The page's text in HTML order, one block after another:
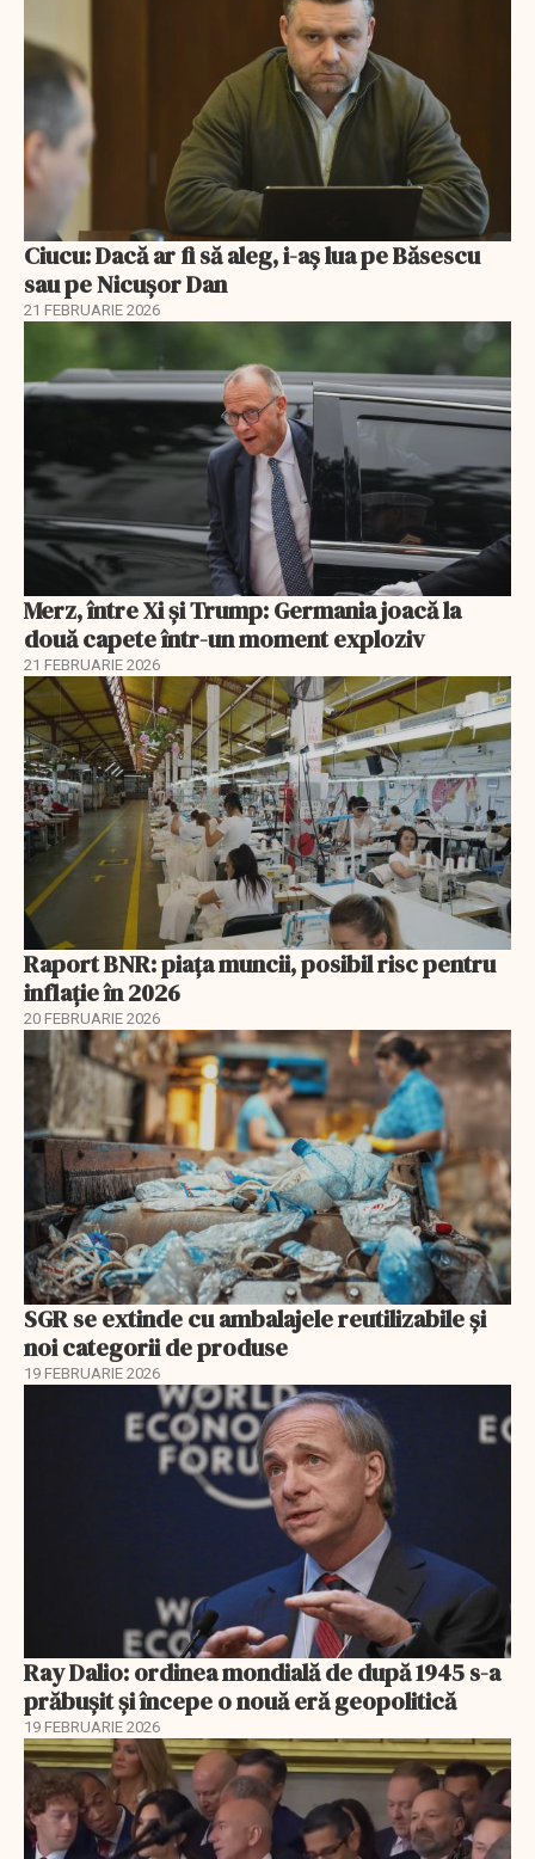
Ciucu: Dacă ar fi să aleg, i-aș lua pe Băsescu
sau pe Nicușor Dan
21 FEBRUARIE 2026
Merz, între Xi și Trump: Germania joacă la
două capete într-un moment exploziv
21 FEBRUARIE 2026
Raport BNR: piața muncii, posibil risc pentru
inflație în 2026
20 FEBRUARIE 2026
SGR se extinde cu ambalajele reutilizabile și
noi categorii de produse
19 FEBRUARIE 2026
Ray Dalio: ordinea mondială de după 1945 s-a
prăbușit și începe o nouă eră geopolitică
19 FEBRUARIE 2026